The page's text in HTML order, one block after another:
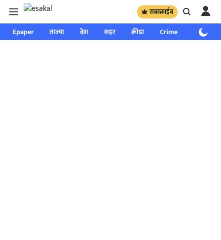
सबस्क्राईब
Epaper ताज्या देश शहर क्रीडा Crime साप्ताहिक